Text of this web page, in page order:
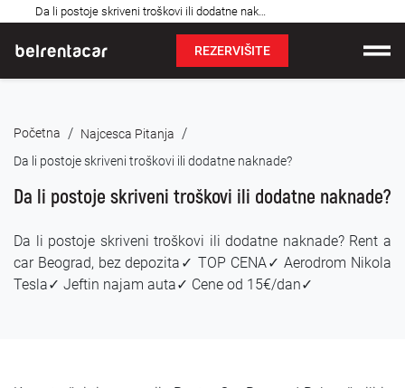
Da li postoje skriveni troškovi ili dodatne naknade: Bel✓
pitanja
REZERVIŠITE
Uslovi najma
O nama
Najčešća pitanja
Početna / Najcesca Pitanja /
Da li postoje skriveni troškovi ili dodatne naknade?
Da li postoje skriveni troškovi ili dodatne naknade?
Da li postoje skriveni troškovi ili dodatne naknade? Rent a
car Beograd, bez depozita✓ TOP CENA✓ Aerodrom Nikola
Tesla✓ Jeftin najam auta✓ Cene od 15€/dan✓